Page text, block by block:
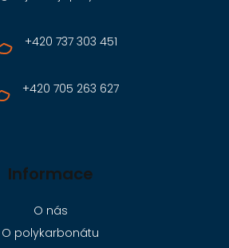
+420 737 303 451
+420 705 263 627
Informace
O nás
O polykarbonátu